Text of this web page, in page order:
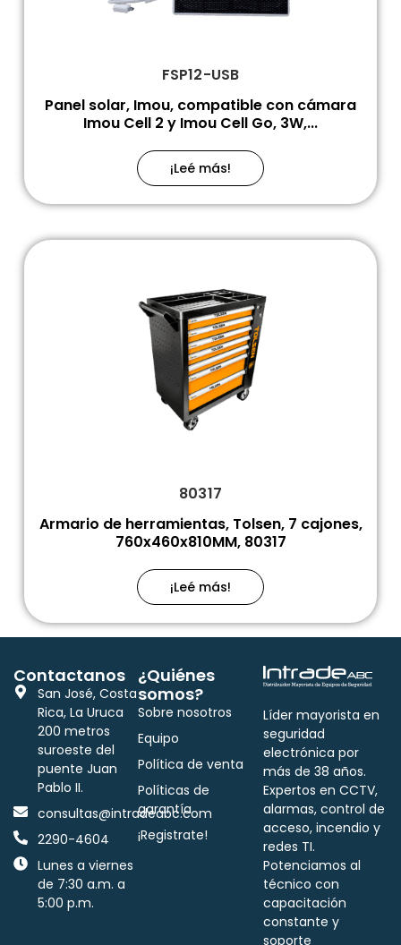
FSP12-USB
Panel solar, Imou, compatible con cámara
Imou Cell 2 y Imou Cell Go, 3W,...
¡Leé más!
80317
Armario de herramientas, Tolsen, 7 cajones,
760x460x810MM, 80317
¡Leé más!
Líder mayorista en
seguridad
electrónica por
más de 38 años.
Expertos en CCTV,
alarmas, control de
acceso, incendio y
redes TI.
Potenciamos al
técnico con
capacitación
constante y
soporte
¿Quiénes
somos?
Sobre nosotros
Equipo
Política de venta
Políticas de
garantía
¡Registrate!
Contactanos
San José, Costa
Rica, La Uruca
200 metros
suroeste del
puente Juan
Pablo II.
consultas@intradeabc.com
2290-4604
Lunes a viernes
de 7:30 a.m. a
5:00 p.m.